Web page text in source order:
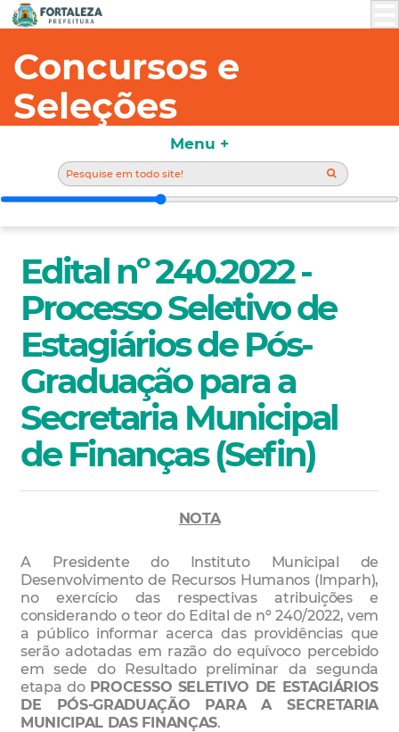
Concursos e
Seleções
Edital nº 240.2022 -
Processo Seletivo de
Estagiários de Pós-
Graduação para a
Secretaria Municipal
de Finanças (Sefin)
NOTA
A Presidente do Instituto Municipal de
Desenvolvimento de Recursos Humanos (Imparh),
no exercício das respectivas atribuições e
considerando o teor do Edital de nº 240/2022, vem
a público informar acerca das providências que
serão adotadas em razão do equívoco percebido
em sede do Resultado preliminar da segunda
etapa do PROCESSO SELETIVO DE ESTAGIÁRIOS
DE PÓS-GRADUAÇÃO PARA A SECRETARIA
MUNICIPAL DAS FINANÇAS.